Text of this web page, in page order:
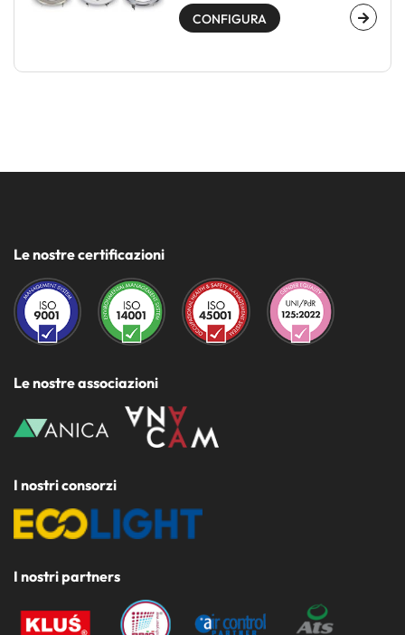
CONFIGURA
Le nostre certificazioni
Le nostre associazioni
I nostri consorzi
I nostri partners